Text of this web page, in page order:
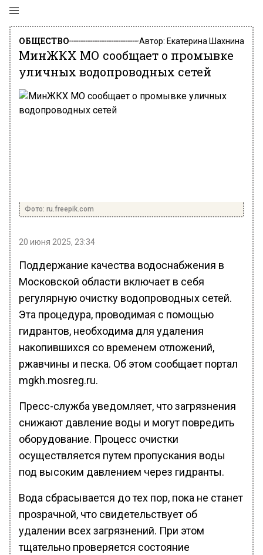
ОБЩЕСТВО Автор: Екатерина Шахнина
МинЖКХ МО сообщает о промывке
уличных водопроводных сетей
Фото: ru.freepik.com
20 июня 2025, 23:34
Поддержание качества водоснабжения в
Московской области включает в себя
регулярную очистку водопроводных сетей.
Эта процедура, проводимая с помощью
гидрантов, необходима для удаления
накопившихся со временем отложений,
ржавчины и песка. Об этом сообщает портал
mgkh.mosreg.ru.
Пресс-служба уведомляет, что загрязнения
снижают давление воды и могут повредить
оборудование. Процесс очистки
осуществляется путем пропускания воды
под высоким давлением через гидранты.
Вода сбрасывается до тех пор, пока не станет
прозрачной, что свидетельствует об
удалении всех загрязнений. При этом
тщательно проверяется состояние